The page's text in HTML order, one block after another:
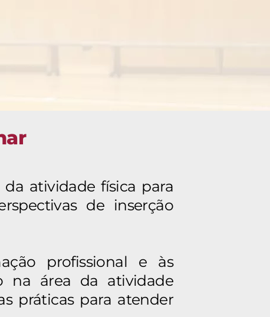
atividade física para
de inserção
profissional e às
na área da atividade
práticas para atender